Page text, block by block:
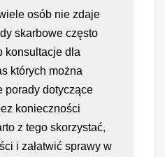
osób nie zdaje
skarbowe często
konsultacje dla
których można
porady dotyczące
konieczności
z tego skorzystać,
i załatwić sprawy w